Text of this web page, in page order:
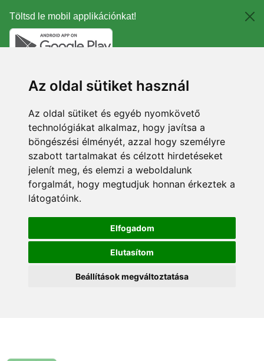
Töltsd le mobil applikációnkat!
Az oldal sütiket használ
Az oldal sütiket és egyéb nyomkövető
technológiákat alkalmaz, hogy javítsa a
böngészési élményét, azzal hogy személyre
szabott tartalmakat és célzott hirdetéseket
jelenít meg, és elemzi a weboldalunk
forgalmát, hogy megtudjuk honnan érkeztek a
látogatóink.
Elfogadom
Elutasítom
Beállítások megváltoztatása